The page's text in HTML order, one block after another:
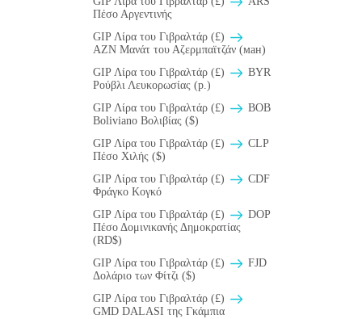
Πέσο Αργεντινής
GIP Λίρα του Γιβραλτάρ (£)
AZN Μανάτ του Αζερμπαϊτζάν (ман)
GIP Λίρα του Γιβραλτάρ (£)
BYR
Ρούβλι Λευκορωσίας (p.)
GIP Λίρα του Γιβραλτάρ (£)
BOB
Boliviano Βολιβίας ($)
GIP Λίρα του Γιβραλτάρ (£)
CLP
Πέσο Χιλής ($)
GIP Λίρα του Γιβραλτάρ (£)
CDF
Φράγκο Κογκό
GIP Λίρα του Γιβραλτάρ (£)
DOP
Πέσο Δομινικανής Δημοκρατίας
(RD$)
GIP Λίρα του Γιβραλτάρ (£)
FJD
Δολάριο των Φίτζι ($)
GIP Λίρα του Γιβραλτάρ (£)
GMD DALASI της Γκάμπια